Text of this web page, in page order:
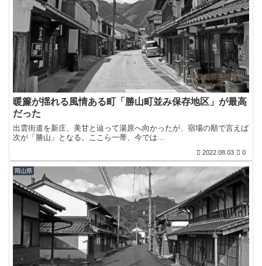
暖簾が揺れる風情ある町「勝山町並み保存地区」が最高
だった
出雲街道を新庄、美甘と辿って湯原へ向かったが、宿場の順で言えば
次が「勝山」となる。ここら一帯、今では...
2022.08.03 0
岡山県